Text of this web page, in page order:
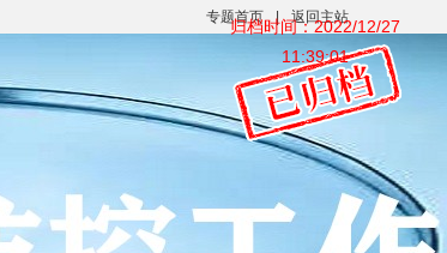
专题首页 | 返回主站
归档时间：2022/12/27
11:39:01